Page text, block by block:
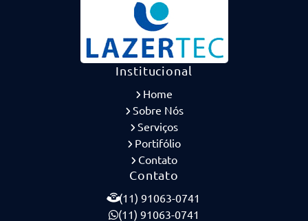
Institucional
Home
Sobre Nós
Serviços
Portifólio
Contato
Contato
(11) 91063-0741
(11) 91063-0741